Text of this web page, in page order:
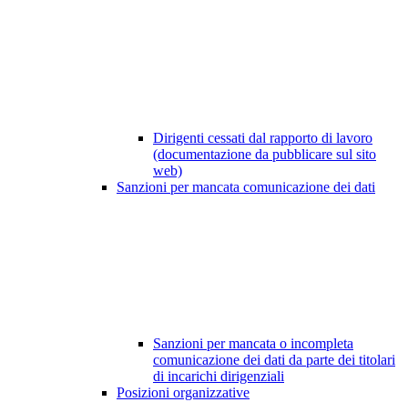
Dirigenti cessati dal rapporto di lavoro
(documentazione da pubblicare sul sito
web)
Sanzioni per mancata comunicazione dei dati
Sanzioni per mancata o incompleta
comunicazione dei dati da parte dei titolari
di incarichi dirigenziali
Posizioni organizzative